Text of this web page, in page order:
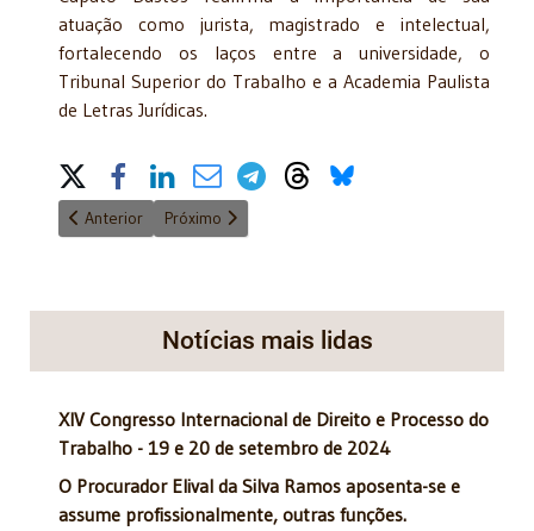
atuação como jurista, magistrado e intelectual,
fortalecendo os laços entre a universidade, o
Tribunal Superior do Trabalho e a Academia Paulista
de Letras Jurídicas.
Share on Social Media
Artigo anterior: O Acadêmico Edvaldo Brito recebeu
Anterior Próximo artigo: IV congresso internacional de
Próximo
Notícias mais lidas
XIV Congresso Internacional de Direito e Processo do
Trabalho - 19 e 20 de setembro de 2024
O Procurador Elival da Silva Ramos aposenta-se e
assume profissionalmente, outras funções.